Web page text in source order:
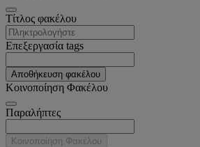
Tίτλος φακέλου
Επεξεργασία tags
Αποθήκευση φακέλου
Κοινοποίηση Φακέλου
Παραλήπτες
Κοινοποίηση Φακέλου